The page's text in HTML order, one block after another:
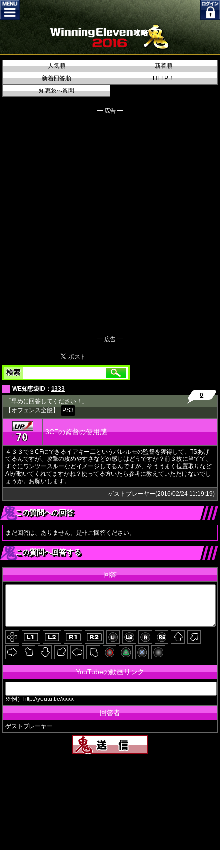
人気順
新着順
新着回答順
HELP！
知恵袋へ質問
━ 広告 ━
━ 広告 ━
検索
WE知恵袋ID： 1333
「早めに回答してください！」
【オフェンス全般】
PS3
0
★70 3CFの監督の使用感
４３３で３CFにできるイアキー二というパレルモの監督を獲得して、TSあげ
てるんですが、攻撃の攻めやすさなどの感じはどうですか？前３枚に当てて、
すぐにワンツースルーなどイメージしてるんですが、そううまく位置取りなど
AIが動いてくれてますかね？使ってる方いたら参考に教えていただけないでし
ょうか。お願いします。
ゲストプレーヤー(2016/02/24 11:19:19)
この質問への回答
まだ回答は、ありません。是非ご回答ください。
この質問へ回答する
回答
YouTubeの動画リンク
※例）http://youtu.be/xxxx
回答者
ゲストプレーヤー